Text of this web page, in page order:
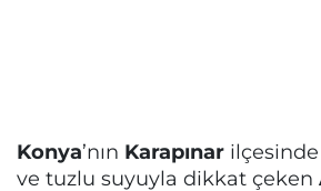
Konya’nın Karapınar ilçesinde
ve tuzlu suyuyla dikkat çeken